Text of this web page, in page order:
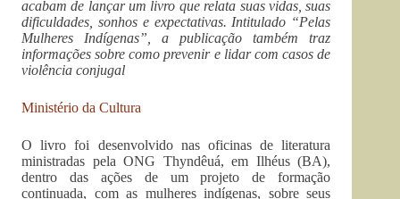
acabam de lançar um livro que relata suas vidas, suas
dificuldades, sonhos e expectativas. Intitulado “Pelas
Mulheres Indígenas”, a publicação também traz
informações sobre como prevenir e lidar com casos de
violência conjugal
Ministério da Cultura
O livro foi desenvolvido nas oficinas de literatura
ministradas pela ONG Thyndêuá, em Ilhéus (BA),
dentro das ações de um projeto de formação
continuada, com as mulheres indígenas, sobre seus